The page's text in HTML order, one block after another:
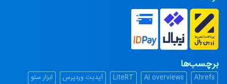
برچسب‌ها
Ahrefs
AI overviews
LiteRT آپدیت وردپرس
ابزار سئو